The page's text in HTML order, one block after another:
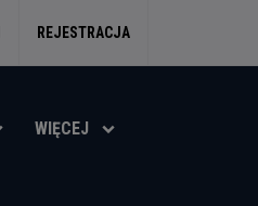
REJESTRACJA
WIĘCEJ